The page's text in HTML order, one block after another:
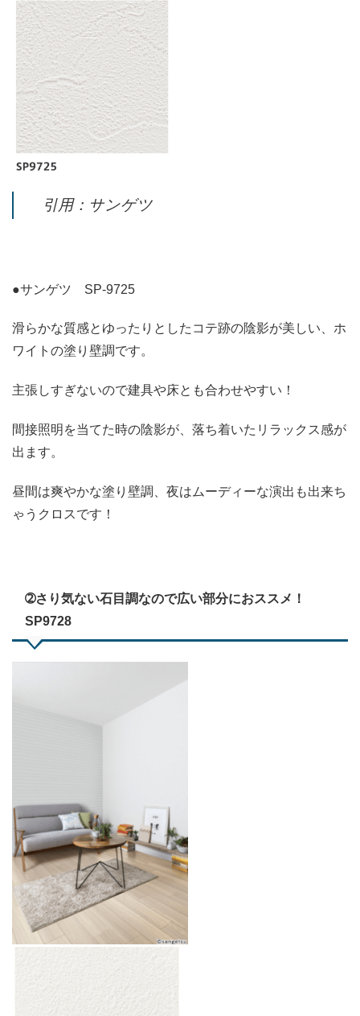
引用：サンゲツ
●サンゲツ SP-9725
滑らかな質感とゆったりとしたコテ跡の陰影が美しい、ホ
ワイトの塗り壁調です。
主張しすぎないので建具や床とも合わせやすい！
間接照明を当てた時の陰影が、落ち着いたリラックス感が
出ます。
昼間は爽やかな塗り壁調、夜はムーディーな演出も出来ち
ゃうクロスです！
➁さり気ない石目調なので広い部分におススメ！
SP9728